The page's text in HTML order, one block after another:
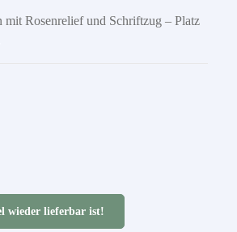
mit Rosenrelief und Schriftzug – Platz
wieder lieferbar ist!